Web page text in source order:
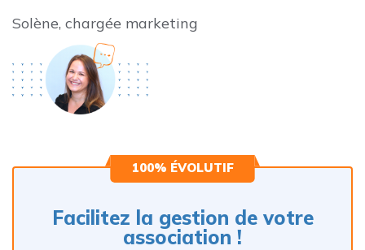
Solène, chargée marketing
100% ÉVOLUTIF
Facilitez la gestion de votre
association !